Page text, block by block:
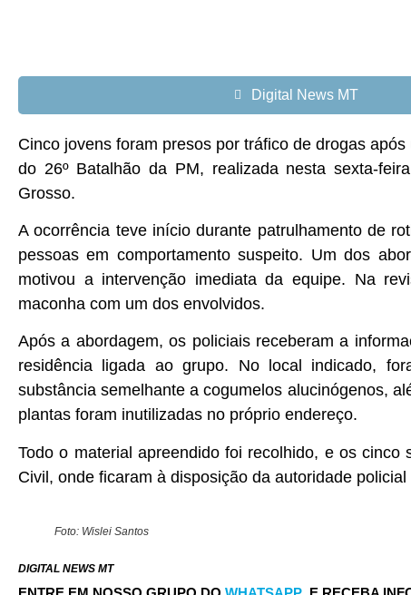
Digital News MT
Cinco jovens foram presos por tráfico de drogas
do 26º Batalhão da PM, realizada nesta sexta-
Grosso.
A ocorrência teve início durante patrulhamento de
pessoas em comportamento suspeito. Um dos
motivou a intervenção imediata da equipe. Na
maconha com um dos envolvidos.
Após a abordagem, os policiais receberam a
residência ligada ao grupo. No local indicado,
substância semelhante a cogumelos alucinógenos,
plantas foram inutilizadas no próprio endereço.
Todo o material apreendido foi recolhido, e os
Civil, onde ficaram à disposição da autoridade
Foto: Wislei Santos
DIGITAL NEWS MT